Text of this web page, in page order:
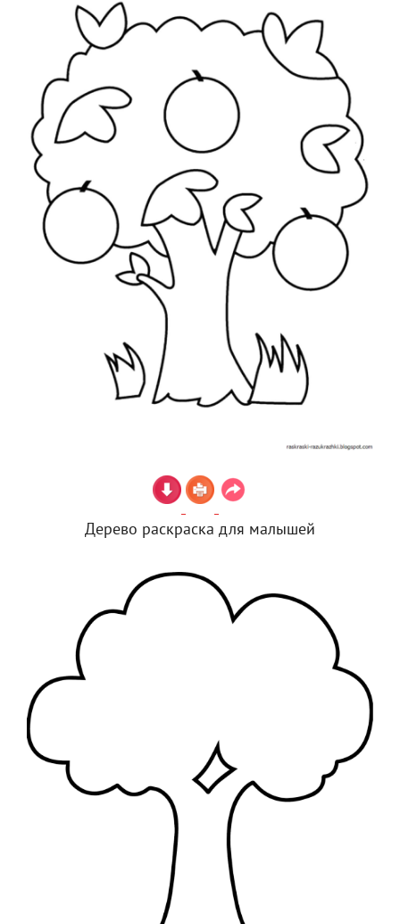
Дерево раскраска для малышей